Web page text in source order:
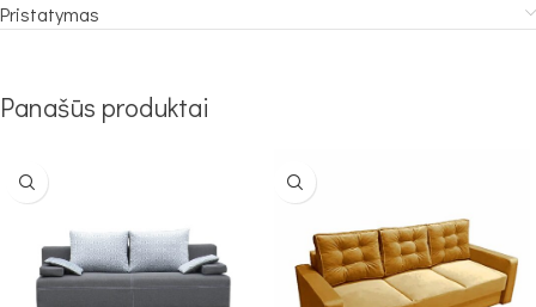
Pristatymas
Panašūs produktai